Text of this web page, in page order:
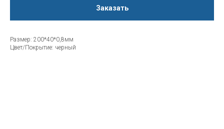
Заказать
Размер: 200*40*0,8мм
Цвет/Покрытие: черный